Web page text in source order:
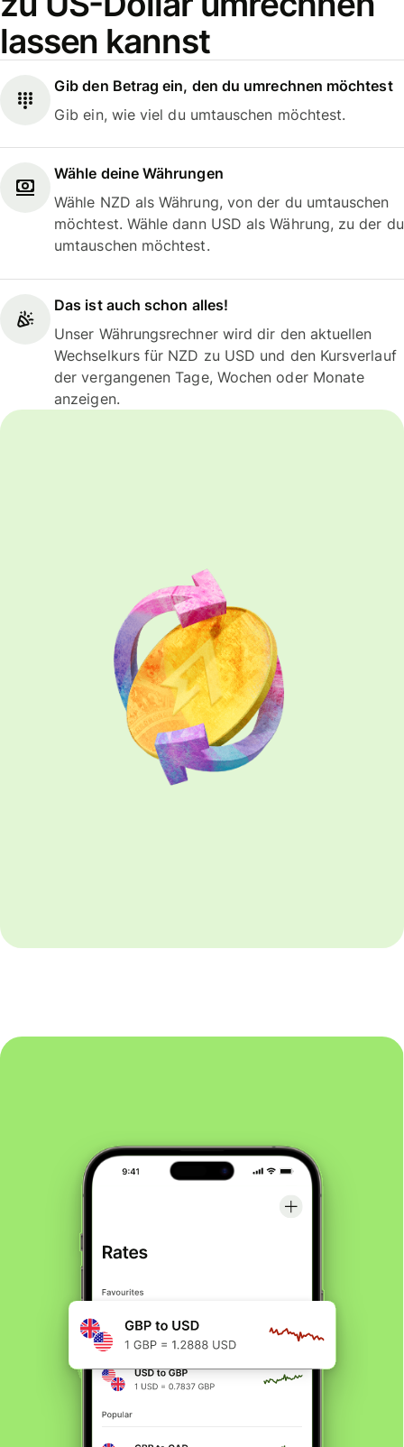
lassen kannst
Gib den Betrag ein, den du umrechnen möchtest
Gib ein, wie viel du umtauschen möchtest.
Wähle deine Währungen
Wähle NZD als Währung, von der du umtauschen
möchtest. Wähle dann USD als Währung, zu der du
umtauschen möchtest.
Das ist auch schon alles!
Unser Währungsrechner wird dir den aktuellen
Wechselkurs für NZD zu USD und den Kursverlauf
der vergangenen Tage, Wochen oder Monate
anzeigen.